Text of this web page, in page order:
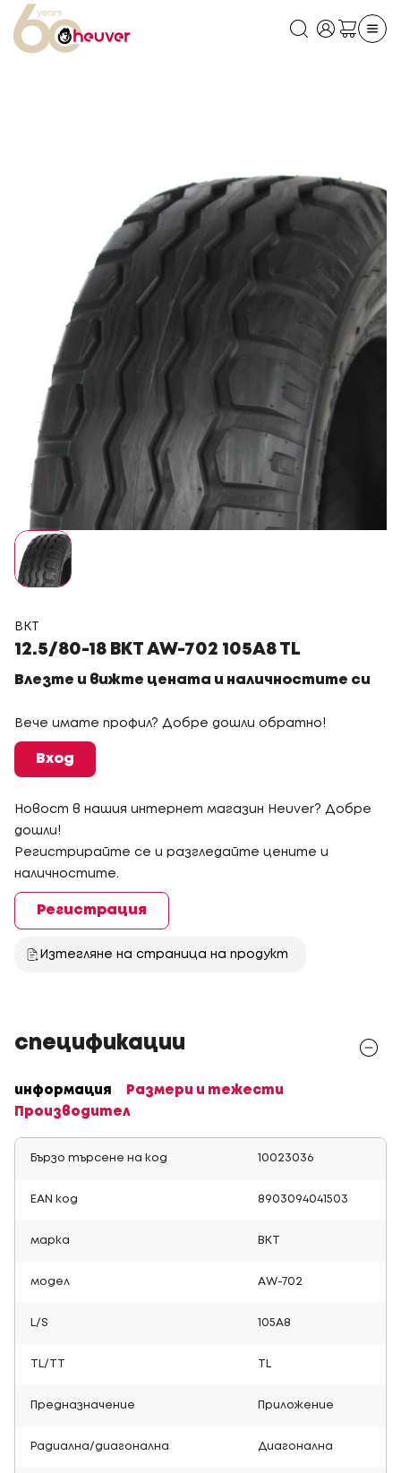
BKT
12.5/80-18 BKT AW-702 105A8 TL
Влезте и вижте цената и наличностите си
Вече имате профил? Добре дошли обратно!
Вход
Новост в нашия интернет магазин Heuver? Добре
дошли!
Регистрирайте се и разгледайте цените и
наличностите.
Регистрация
Изтегляне на страница на продукт
спецификации
информация
Размери и тежести
Производител
Бързо търсене на код 10023036
EAN код 8903094041503
марка BKT
модел AW-702
L/S 105A8
TL/TT
Предназначение Приложение
Радиална/диагонална Диагонална